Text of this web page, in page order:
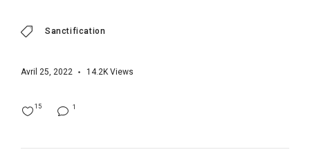
Sanctification
Avril 25, 2022 14.2K Views
1
15